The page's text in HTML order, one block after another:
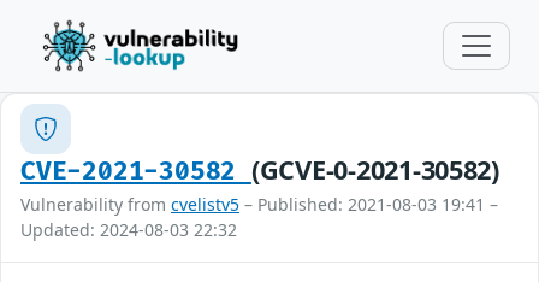
CVE-2021-30582 (GCVE-0-2021-30582)
Vulnerability from cvelistv5 – Published: 2021-08-03 19:41 –
Updated: 2024-08-03 22:32